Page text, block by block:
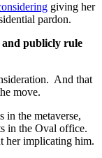
giving her
pardon.
publicly rule
And that
move.
in the metaverse,
in the Oval office.
her implicating him.